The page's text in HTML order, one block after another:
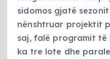
sidomos gjatë
nënshtruar projektit
saj, falë programit të
ka tre lote dhe